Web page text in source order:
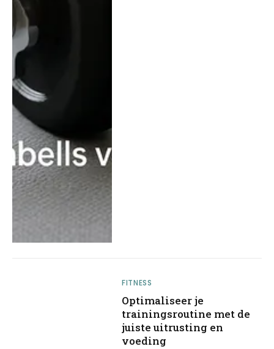
FITNESS
Optimaliseer je
trainingsroutine met de
juiste uitrusting en
voeding